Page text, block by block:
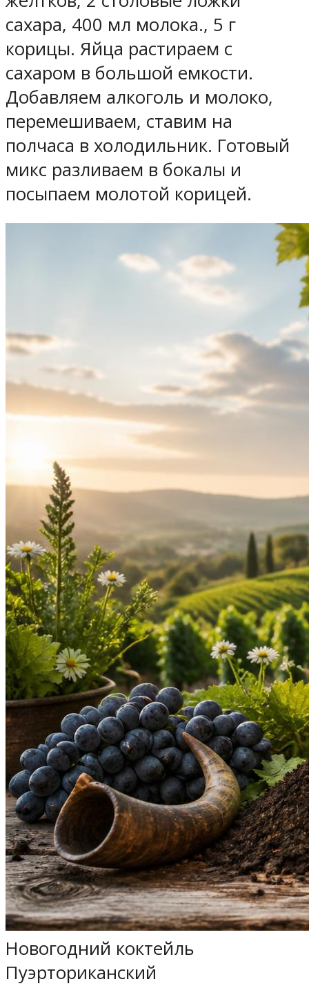
сахара, 400 мл молока., 5 г
корицы. Яйца растираем с
сахаром в большой емкости.
Добавляем алкоголь и молоко,
перемешиваем, ставим на
полчаса в холодильник. Готовый
микс разливаем в бокалы и
посыпаем молотой корицей.
Новогодний коктейль
Пуэрториканский